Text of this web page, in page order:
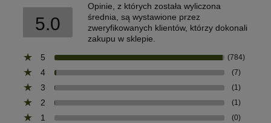
5.0
Opinie, z których została wyliczona
średnia, są wystawione przez
zweryfikowanych klientów, którzy dokonali
zakupu w sklepie.
5
(784)
4 (7)
3 (1)
2 (1)
1 (0)